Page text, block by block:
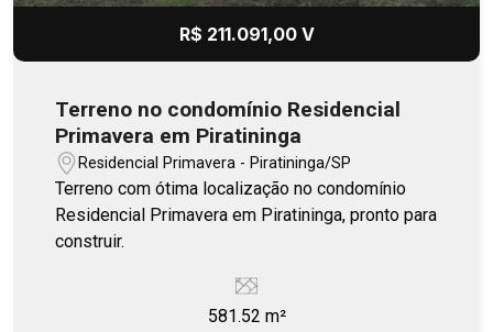
R$ 211.091,00 V
Terreno no condomínio Residencial
Primavera em Piratininga
Residencial Primavera - Piratininga/SP
Terreno com ótima localização no condomínio
Residencial Primavera em Piratininga, pronto para
construir.
581.52 m²